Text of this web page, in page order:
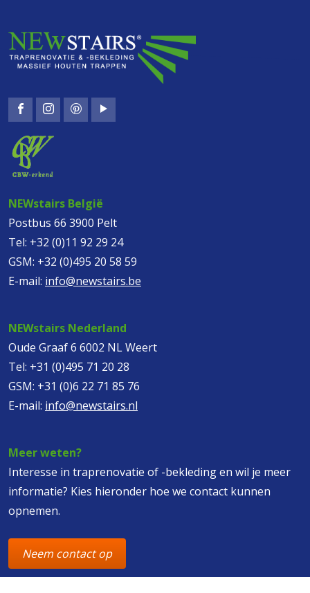
NEWstairs België
Postbus 66 3900 Pelt
Tel: +32 (0)11 92 29 24
GSM: +32 (0)495 20 58 59
E-mail: info@newstairs.be
NEWstairs Nederland
Oude Graaf 6 6002 NL Weert
Tel: +31 (0)495 71 20 28
GSM: +31 (0)6 22 71 85 76
E-mail: info@newstairs.nl
Meer weten?
Interesse in traprenovatie of -bekleding en wil je meer
informatie? Kies hieronder hoe we contact kunnen
opnemen.
Neem contact op